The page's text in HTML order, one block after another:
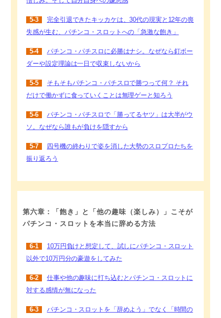
5-3
完全引退できたキッカケは、30代の現実と12年の喪
失感が生む、パチンコ・スロットへの「急激な飽き」
5-4
パチンコ・パチスロに必勝はナシ。なぜなら釘ボー
ダーや設定理論は一日で収束しないから
5-5
そもそもパチンコ・パチスロで勝つって何？ それ
だけで働かずに食っていくことは無理ゲーと知ろう
5-6
パチンコ・パチスロで「勝ってるヤツ」は大半がウ
ソ。なぜなら誰もが負けを隠すから
5-7
四号機の終わりで姿を消した大勢のスロプロたちを
振り返ろう
第六章：「飽き」と「他の趣味（楽しみ）」こそが
パチンコ・スロットを本当に辞める方法
6-1
10万円負けと想定して、試しにパチンコ・スロット
以外で10万円分の豪遊をしてみた
6-2
仕事や他の趣味に打ち込むとパチンコ・スロットに
対する感情が無になった
6-3
パチンコ・スロットを「辞めよう」でなく「時間の